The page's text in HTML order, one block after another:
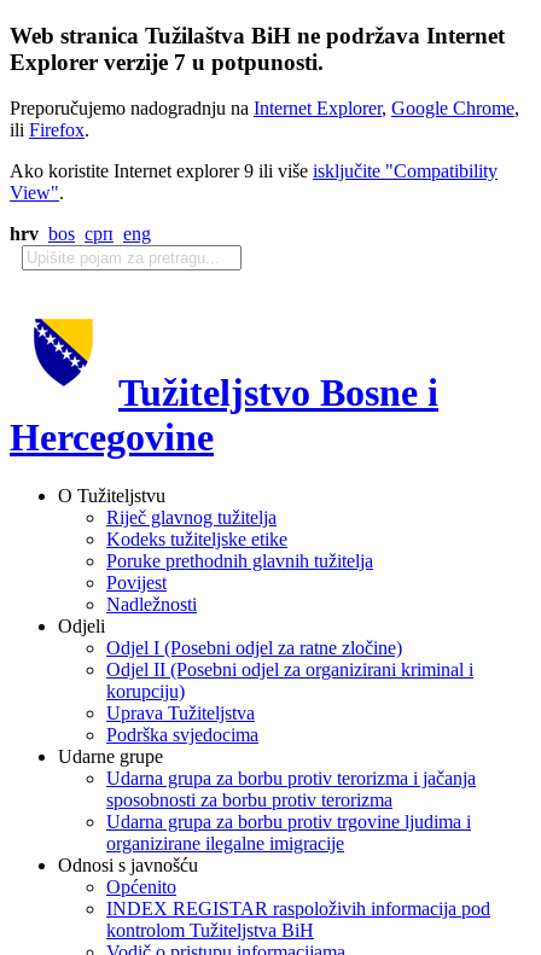
Web stranica Tužilaštva BiH ne podržava Internet
Explorer verzije 7 u potpunosti.
Preporučujemo nadogradnju na Internet Explorer, Google Chrome,
ili Firefox.
Ako koristite Internet explorer 9 ili više isključite "Compatibility
View".
hrv bos срп eng
Tužiteljstvo Bosne i
Hercegovine
O Tužiteljstvu
Riječ glavnog tužitelja
Kodeks tužiteljske etike
Poruke prethodnih glavnih tužitelja
Povijest
Nadležnosti
Odjeli
Odjel I (Posebni odjel za ratne zločine)
Odjel II (Posebni odjel za organizirani kriminal i
korupciju)
Uprava Tužiteljstva
Podrška svjedocima
Udarne grupe
Udarna grupa za borbu protiv terorizma i jačanja
sposobnosti za borbu protiv terorizma
Udarna grupa za borbu protiv trgovine ljudima i
organizirane ilegalne imigracije
Odnosi s javnošću
Općenito
INDEX REGISTAR raspoloživih informacija pod
kontrolom Tužiteljstva BiH